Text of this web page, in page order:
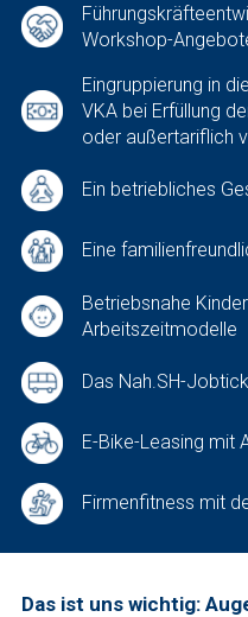
Workshop-
Eingruppierung in
VKA bei Erfüllung
oder außertariflich
Ein betriebliches
Eine
Betriebsnahe
Arbeitszeitmodelle
Das Nah.SH-
E-Bike-Leasing mit
Firmenfitness mit
Das ist uns wichtig: